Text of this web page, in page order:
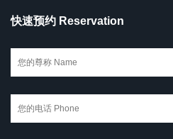
快速预约 Reservation